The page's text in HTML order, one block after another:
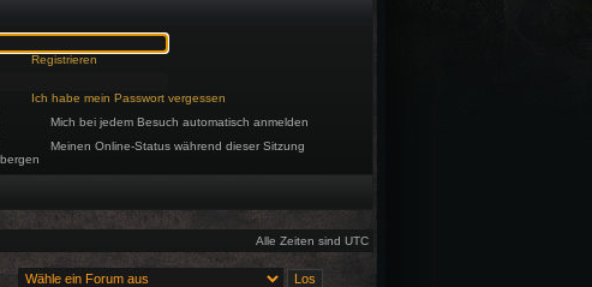
Registrieren
Ich habe mein Passwort vergessen
Mich bei jedem Besuch automatisch anmelden
Meinen Online-Status während dieser Sitzung
Alle Zeiten sind UTC